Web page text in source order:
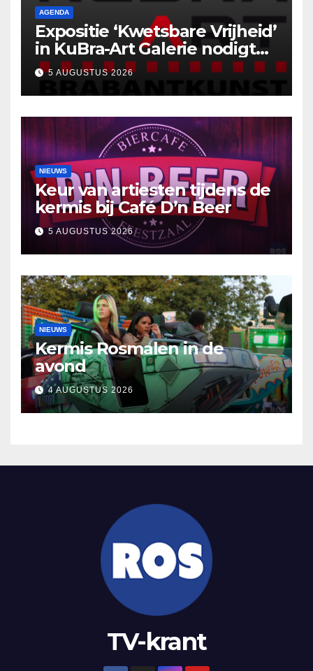
AGENDA
Expositie ‘Kwetsbare Vrijheid’
in KuBra-Art Galerie nodigt
uit tot ontmoeting en
reflectie
5 AUGUSTUS 2026
NIEUWS
Keur van artiesten tijdens de
kermis bij Café D’n Beer
5 AUGUSTUS 2026
NIEUWS
Kermis Rosmalen in de
avond
4 AUGUSTUS 2026
TV-krant